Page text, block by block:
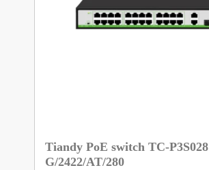
Tiandy PoE switch TC-P3S028
G/2422/AT/280